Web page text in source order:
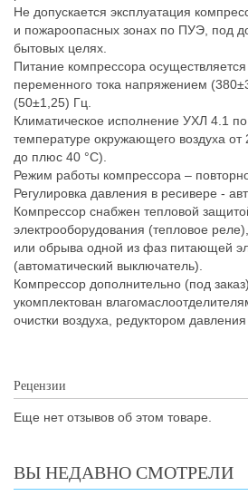
Не допускается эксплуатация
и пожароопасных зонах по ПУЭ, под
бытовых целях.
Питание компрессора
переменного тока напряжением
(50±1,25) Гц.
Климатическое исполнение УХЛ 4.1
температуре окружающего воздуха
до плюс 40 °С).
Режим работы компрессора –
Регулировка давления в ресивере -
Компрессор снабжен тепловой
электрооборудования (тепловое
или обрыва одной из фаз питающей
(автоматический выключатель).
Компрессор дополнительно (под
укомплектован
очистки воздуха, редуктором давления
Рецензии
Еще нет отзывов об этом товаре.
ВЫ НЕДАВНО СМОТРЕЛИ